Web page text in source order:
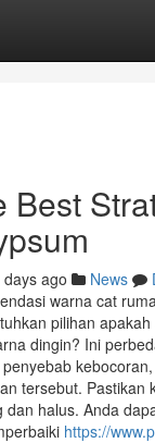
Best
ago News
warna cat
pilihan
dingin? Ini
tersebut. Pastikan
halus. Anda
https://